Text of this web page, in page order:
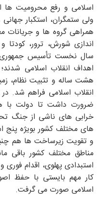
اسلامی و رفع محرومیت ها
ولی ستمگران، استکبار
همراهی گروه ها و جریانات
اندازی شورش، ترور،
سال نخست تأسیس جمهوری
اهداف انقلاب اسلامی
هشت ساله و تثبیت نظام،
انقلاب اسلامی فراهم شد.
ضرورت داشت تا دولت با
خرابی های ناشی از جنگ
های مختلف کشور بویژه پنج
و تقویت زیرساخت ها هم
مناطق مختلف کشور باقی
استبدادی پهلوی، اقدام
کار مهم بایستی با حفظ
اسلامی صورت می گرفت.